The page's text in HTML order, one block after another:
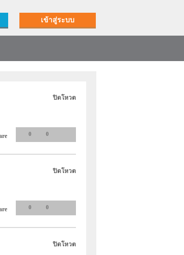
เข้าสู่ระบบ
ปิดโหวต
0 0
ปิดโหวต
0 0
ปิดโหวต